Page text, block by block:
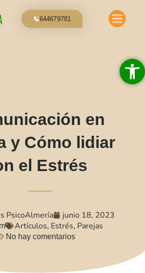
644679781
en
y Cómo lidiar
el Estrés
PsicoAlmería junio 18, 2023
Artículos, Estrés, Parejas
No hay comentarios
Abrir